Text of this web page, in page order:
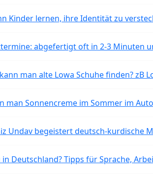
Kinder lernen, ihre Identität zu
abgefertigt oft in 2-3 Minuten
man alte Lowa Schuhe finden? zB
man Sonnencreme im Sommer im
Undav begeistert deutsch-kurdische
in Deutschland? Tipps für Sprache,